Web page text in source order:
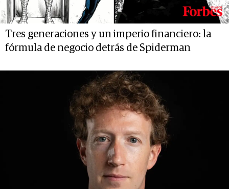
Tres generaciones y un imperio financiero: la
fórmula de negocio detrás de Spiderman